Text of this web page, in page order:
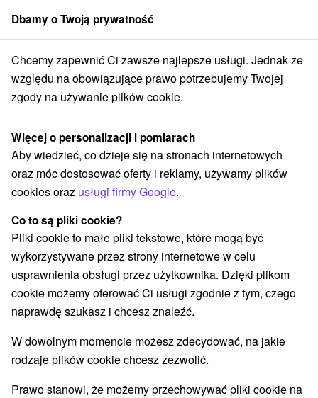
członek grupySorger
Slovensko Nitriansky kraj Nitra Nitra Królewski Szlak Winny
Nitra Królewski Szlak Winny
Wyświetl stronę internetową Przejdź do
+421 36 6389706
Fraňa Mojtu 6
949 01 Nitra
GPS:
N +48° 18' 43.72''
E +18° 5' 26.99''
Dbamy o Twoją prywatność
Chcemy zapewnić Ci zawsze najlepsze usługi. Jednak ze
względu na obowiązujące prawo potrzebujemy Twojej
zgody na używanie plików cookie.
Więcej o personalizacji i pomiarach
Aby wiedzieć, co dzieje się na stronach internetowych
oraz móc dostosować oferty i reklamy, używamy plików
cookies oraz usługi firmy Google.
Co to są pliki cookie?
Pliki cookie to małe pliki tekstowe, które mogą być
wykorzystywane przez strony internetowe w celu
usprawnienia obsługi przez użytkownika. Dzięki plikom
cookie możemy oferować Ci usługi zgodnie z tym, czego
naprawdę szukasz i chcesz znaleźć.
W dowolnym momencie możesz zdecydować, na jakie
rodzaje plików cookie chcesz zezwolić.
Prawo stanowi, że możemy przechowywać pliki cookie na